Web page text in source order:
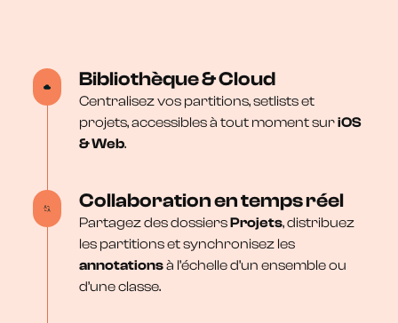
Bibliothèque & Cloud
Centralisez vos partitions, setlists et
projets, accessibles à tout moment suriOS
& Web.
Collaboration en temps réel
Partagez des dossiersProjets, distribuez
les partitions et synchronisez les
annotationsà l’échelle d’un ensemble ou
d’une classe.